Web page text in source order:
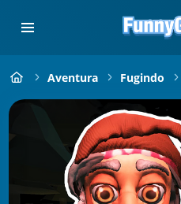
Aventura Fugindo